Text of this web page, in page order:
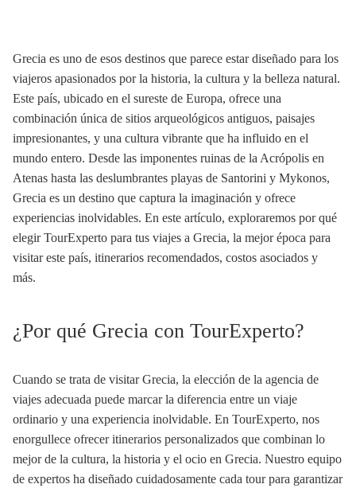
Grecia es uno de esos destinos que parece estar diseñado para los
viajeros apasionados por la historia, la cultura y la belleza natural.
Este país, ubicado en el sureste de Europa, ofrece una
combinación única de sitios arqueológicos antiguos, paisajes
impresionantes, y una cultura vibrante que ha influido en el
mundo entero. Desde las imponentes ruinas de la Acrópolis en
Atenas hasta las deslumbrantes playas de Santorini y Mykonos,
Grecia es un destino que captura la imaginación y ofrece
experiencias inolvidables. En este artículo, exploraremos por qué
elegir TourExperto para tus viajes a Grecia, la mejor época para
visitar este país, itinerarios recomendados, costos asociados y
más.
¿Por qué Grecia con TourExperto?
Cuando se trata de visitar Grecia, la elección de la agencia de
viajes adecuada puede marcar la diferencia entre un viaje
ordinario y una experiencia inolvidable. En TourExperto, nos
enorgullece ofrecer itinerarios personalizados que combinan lo
mejor de la cultura, la historia y el ocio en Grecia. Nuestro equipo
de expertos ha diseñado cuidadosamente cada tour para garantizar